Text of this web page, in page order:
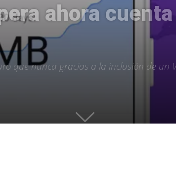
ahora
que nunca gracias a la inclusión de un